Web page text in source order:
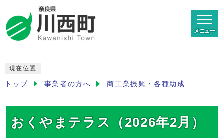
メニュー
現在位置
トップ 事業者の方へ 商工業振興・各種助成
おくやまテラス（2026年2月）